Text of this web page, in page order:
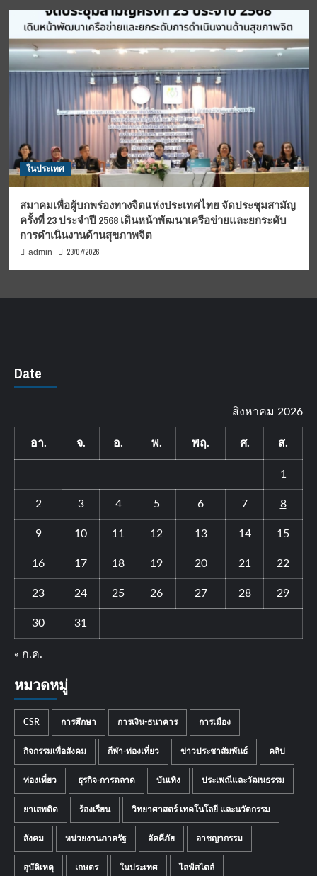
ในประเทศ
สมาคมเพื่อผู้บกพร่องทางจิตแห่งประเทศไทย จัดประชุมสามัญ
ครั้งที่ 23 ประจำปี 2568 เดินหน้าพัฒนาเครือข่ายและยกระดับ
การดำเนินงานด้านสุขภาพจิต
admin 23/07/2026
Date
สิงหาคม 2026
อา. จ. อ. พ. พฤ. ศ. ส.
1
2 3 4 5 6 7 8
9 10 11 12 13 14 15
16 17 18 19 20 21 22
23 24 25 26 27 28 29
30 31
« ก.ค.
หมวดหมู่
CSR การศึกษา การเงิน-ธนาคาร การเมือง
กิจกรรมเพื่อสังคม กีฬา-ท่องเที่ยว ข่าวประชาสัมพันธ์ คลิป
ท่องเที่ยว ธุรกิจ-การตลาด บันเทิง ประเพณีและวัฒนธรรม
ยาเสพติด ร้องเรียน วิทยาศาสตร์ เทคโนโลยี และนวัตกรรม
สังคม หน่วยงานภาครัฐ อัคคีภัย อาชญากรรม
อุบัติเหตุ เกษตร ในประเทศ ไลฟ์สไตล์